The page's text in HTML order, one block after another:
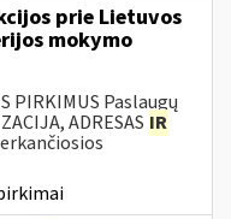
prie Lietuvos
mokymo
PIRKIMUS Paslaugų
ADRESAS IR